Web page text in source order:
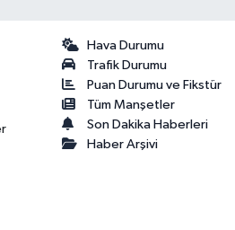
Hava Durumu
Trafik Durumu
Puan Durumu ve Fikstür
Tüm Manşetler
Son Dakika Haberleri
Haber Arşivi